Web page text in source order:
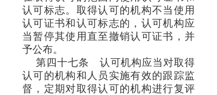
认可标志。取得认可的机构不当使用
认可证书和认可标志的，认可机构应
当暂停其使用直至撤销认可证书，并
予公布。
第四十七条 认可机构应当对取得
认可的机构和人员实施有效的跟踪监
督，定期对取得认可的机构进行复评